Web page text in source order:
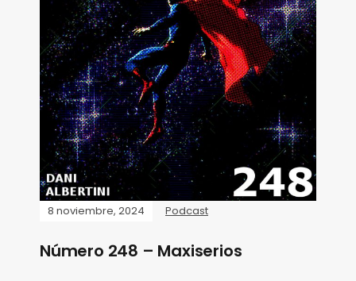
8 noviembre, 2024 Podcast
Número 248 – Maxiserios